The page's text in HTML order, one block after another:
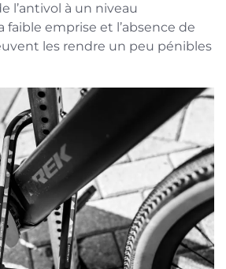
l’antivol à un niveau
faible emprise et l’absence de
les rendre un peu pénibles